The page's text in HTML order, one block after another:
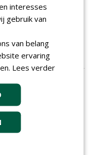
een enkel sprietje
Een sedum mat
kwijt en nog geen
interesses
gebruik van
van belang
ervaring
Lees verder